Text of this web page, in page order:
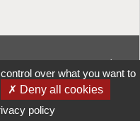
- 37042 Tours Cedex
Accessibilité :
partiellement conforme
over what you want to
✗ Deny all cookies
policy